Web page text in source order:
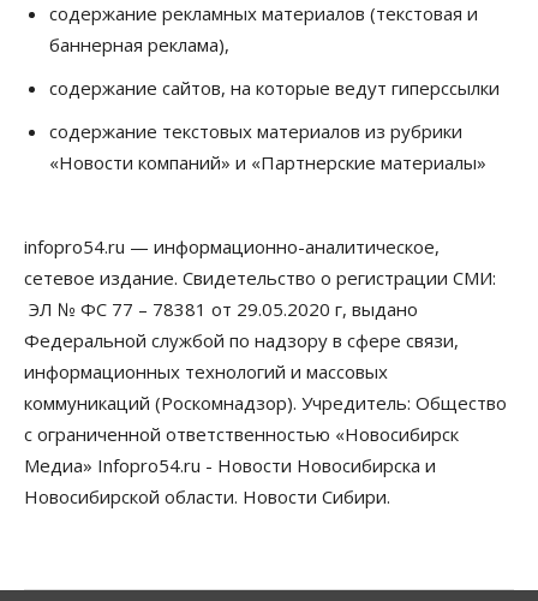
Бизнес Промышленность
Новосибирские компании произвели косметики
05 Августа 2026, 15:00
Власть
Криптовалюта в России официально стала
Недвижимость
Открыты продажи квартир нового дома в
квартале «Цветной бульвар» ГК «Расцветай»
05 Августа 2026, 13:23
Власть Общество
Ночные маршруты автобусов предлагают ввести
в Новосибирской области
05 Августа 2026, 13:00
Право&Порядок
содержание рекламных материалов (текстовая и
баннерная реклама),
содержание сайтов, на которые ведут гиперссылки
содержание текстовых материалов из рубрики
«Новости компаний» и «Партнерские материалы»
infopro54.ru — информационно-аналитическое,
сетевое издание. Свидетельство о регистрации СМИ:
ЭЛ № ФС 77 – 78381 от 29.05.2020 г, выдано
Федеральной службой по надзору в сфере связи,
информационных технологий и массовых
коммуникаций (Роскомнадзор). Учредитель: Общество
с ограниченной ответственностью «Новосибирск
Медиа» Infopro54.ru - Новости Новосибирска и
Новосибирской области. Новости Сибири.